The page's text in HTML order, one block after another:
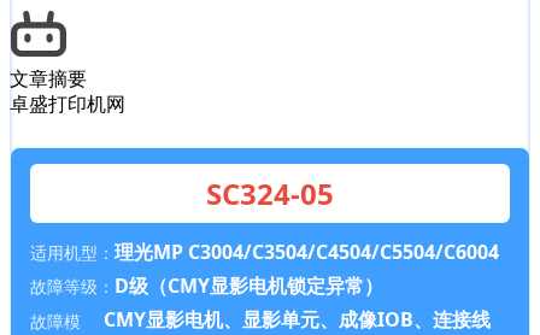
文章摘要
卓盛打印机网
SC324-05
适用机型： 理光MP C3004/C3504/C4504/C5504/C6004
故障等级： D级（CMY显影电机锁定异常）
故障模
CMY显影电机、显影单元、成像IOB、连接线